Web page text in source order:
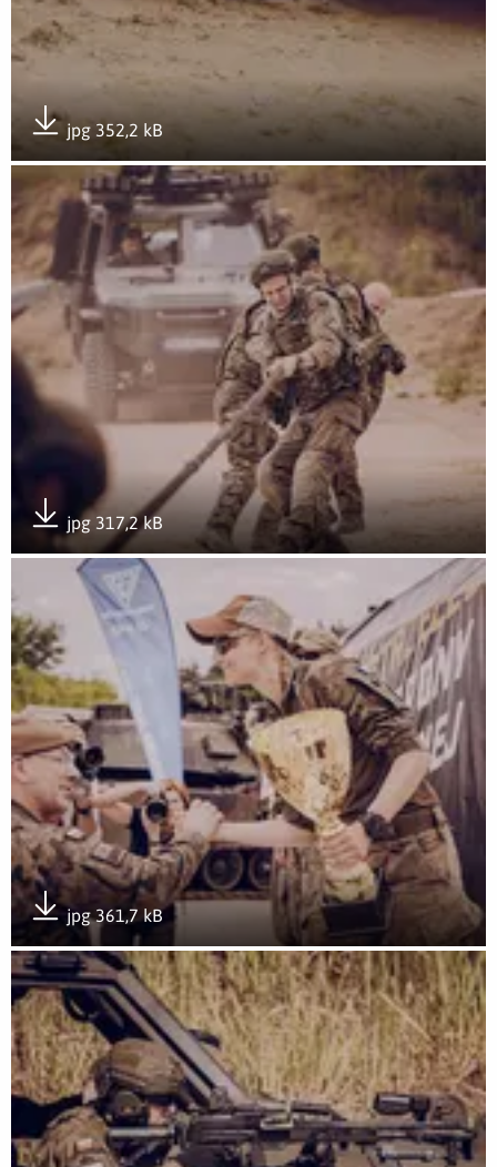
jpg 352,2 kB
Pobierz załącznik
Otwórz załącznik Rozwój przez doświadczenie-
jpg 317,2 kB
Pobierz załącznik
Otwórz załącznik Rozwój przez doświadczenie-
jpg 361,7 kB
Pobierz załącznik
Otwórz załącznik Rozwój przez doświadczenie-